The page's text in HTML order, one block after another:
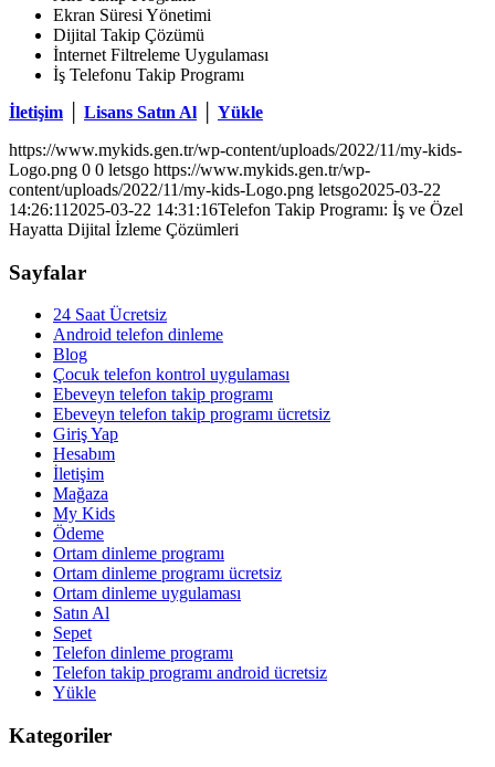
Ekran Süresi Yönetimi
Dijital Takip Çözümü
İnternet Filtreleme Uygulaması
İş Telefonu Takip Programı
İletişim
Lisans Satın Al
Yükle
https://www.mykids.gen.tr/wp-content/uploads/2022/11/my-kids-
Logo.png 0 0 letsgo https://www.mykids.gen.tr/wp-
content/uploads/2022/11/my-kids-Logo.png letsgo2025-03-22
14:26:11 2025-03-22 14:31:16Telefon Takip Programı: İş ve Özel
Hayatta Dijital İzleme Çözümleri
Sayfalar
24 Saat Ücretsiz
Android telefon dinleme
Blog
Çocuk telefon kontrol uygulaması
Ebeveyn telefon takip programı
Ebeveyn telefon takip programı ücretsiz
Giriş Yap
Hesabım
İletişim
Mağaza
My Kids
Ödeme
Ortam dinleme programı
Ortam dinleme programı ücretsiz
Ortam dinleme uygulaması
Satın Al
Sepet
Telefon dinleme programı
Telefon takip programı android ücretsiz
Yükle
Kategoriler